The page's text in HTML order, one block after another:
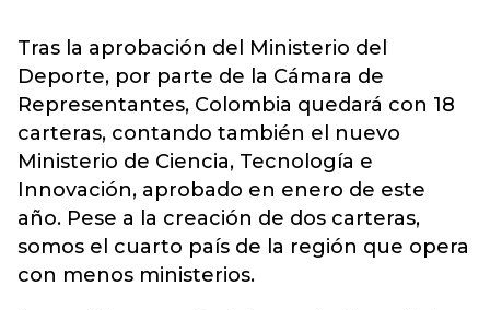
Tras la aprobación del Ministerio del
Deporte, por parte de la Cámara de
Representantes, Colombia quedará con 18
carteras, contando también el nuevo
Ministerio de Ciencia, Tecnología e
Innovación, aprobado en enero de este
año. Pese a la creación de dos carteras,
somos el cuarto país de la región que opera
con menos ministerios.